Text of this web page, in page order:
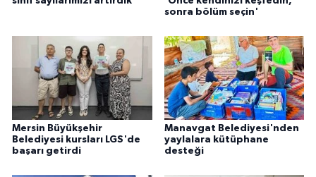
sonra bölüm seçin'
Mersin Büyükşehir
Belediyesi kursları LGS'de
başarı getirdi
Manavgat Belediyesi'nden
yaylalara kütüphane
desteği